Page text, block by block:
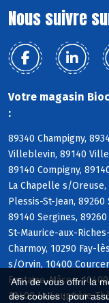
Afin de vous offrir la
des cookies : pour
Nous suivre
Votre magasin
:
89340 Champigny,
Villeblevin, 89140
89140 Compigny,
La Chapelle s/Oreuse,
Plessis-St-Jean,
89140 Sergines,
St-Maurice-aux-
Charmoy, 10290 Fay-
s/Orvin, 10400
Fontaine-Mâcon,
10400 La Louptière-